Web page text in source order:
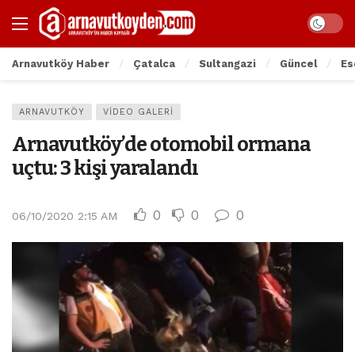
Arnavutköy Haber Çatalca Sultangazi Güncel
ARNAVUTKÖY VIDEO GALERI
Arnavutköy’de otomobil ormana
uçtu: 3 kişi yaralandı
06/10/2020 2:15 AM 0 0 0